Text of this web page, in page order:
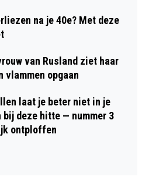
na je 40e? Met deze
van Rusland ziet haar
vlammen opgaan
laat je beter niet in je
bij deze hitte — nummer 3
ontploffen